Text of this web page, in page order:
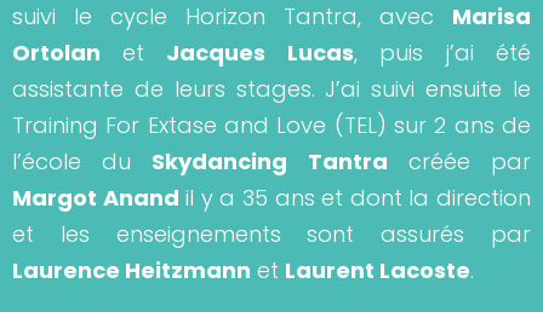
suivi le cycle Horizon Tantra, avec Marisa
Ortolan et Jacques Lucas, puis j’ai été
assistante de leurs stages. J’ai suivi ensuite le
Training For Extase and Love (TEL) sur 2 ans de
l’école du Skydancing Tantra créée par
Margot Anand il y a 35 ans et dont la direction
et les enseignements sont assurés par
Laurence Heitzmann et Laurent Lacoste.